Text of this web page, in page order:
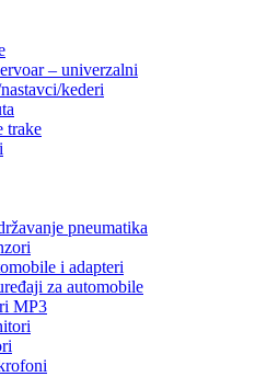
– univerzalni
kederi
trake
pneumatika
i adapteri
za automobile
MP3